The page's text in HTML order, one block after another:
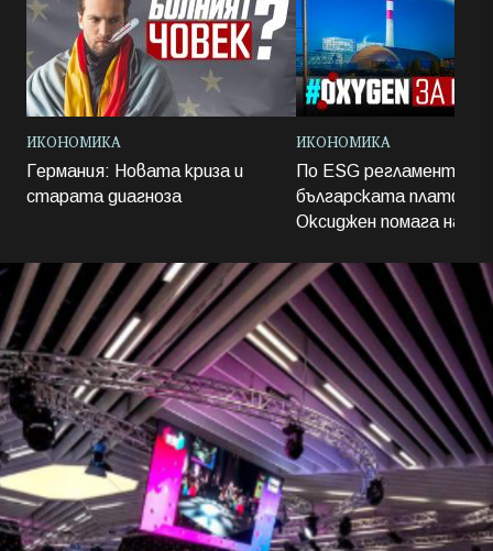
ИКОНОМИКА
Германия: Новата криза и
старата диагноза
ИКОНОМИКА
По ESG регламент:
българската
Оксиджен помага на